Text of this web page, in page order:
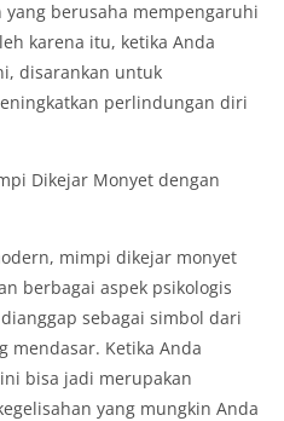
berusaha mempengaruhi
karena itu, ketika Anda
disarankan untuk
perlindungan diri
Dikejar Monyet dengan
mimpi dikejar monyet
berbagai aspek psikologis
sebagai simbol dari
Ketika Anda
bisa jadi merupakan
yang mungkin Anda